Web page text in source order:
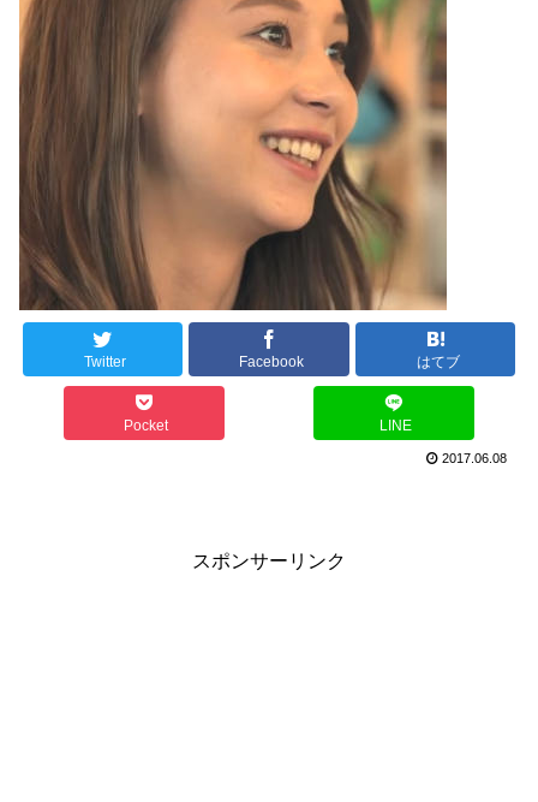
Twitter Facebook はてブ
Pocket LINE
2017.06.08
スポンサーリンク